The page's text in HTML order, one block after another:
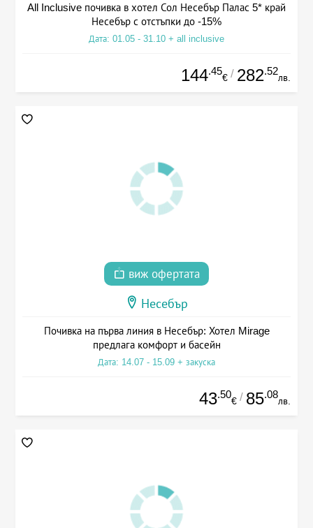
All Inclusive почивка в хотел Сол Несебър Палас 5* край
Несебър с отстъпки до -15%
Дата: 01.05 - 31.10 + all inclusive
144.45
€ / 282.52
лв.
виж офертата
Несебър
Почивка на първа линия в Несебър: Хотел Mirage
предлага комфорт и басейн
Дата: 14.07 - 15.09 + закуска
43.50
€ / 85.08
лв.